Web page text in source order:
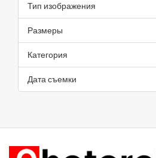
Тип изображения
Размеры
Категория
Дата съемки